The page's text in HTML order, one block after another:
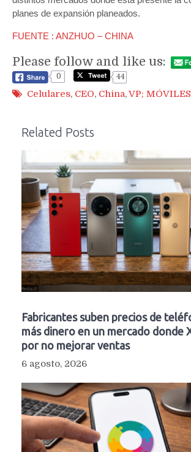
planes de expansión planeados.
FUENTE : ANZHUO – CHINA
Please follow and like us:
0
44
Celulares, CEO, China,VP; MÓVILES
Related Posts
Fabricantes suben precios de
más dinero en un mercado donde
por no mejorar ventas
6 agosto, 2026